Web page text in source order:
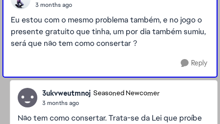
3 months ago
Eu estou com o mesmo problema também, e no jogo o
presente gratuito que tinha, um por dia também sumiu,
será que não tem como consertar ?
Reply
3ukvweutmnoj Seasoned Newcomer
3 months ago
Não tem como consertar. Trata-se da Lei que proíbe